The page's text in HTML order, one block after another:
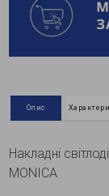
Опис
Накладні
MONICA